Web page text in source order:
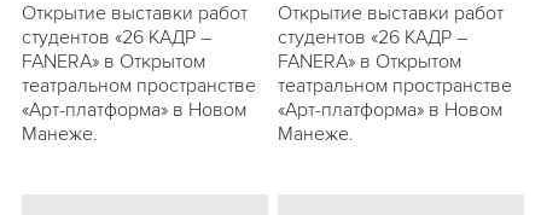
Открытие выставки работ
студентов «26 КАДР –
FANERA» в Открытом
театральном пространстве
«Арт-платформа» в Новом
Манеже.
Открытие выставки работ
студентов «26 КАДР –
FANERA» в Открытом
театральном пространстве
«Арт-платформа» в Новом
Манеже.